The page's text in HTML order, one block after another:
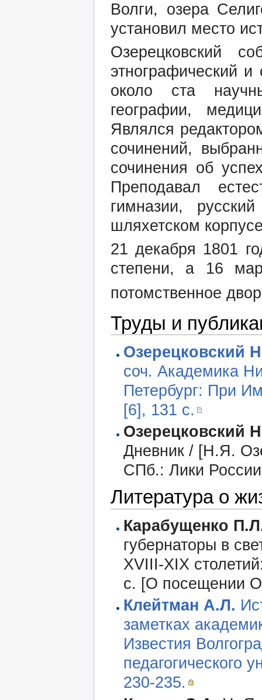
Волги, озера
установил место
Озерецковский
этнографический и
около ста
географии,
Являлся
сочинений,
сочинения об
Преподавал
гимназии,
шляхетском
21 декабря 1801
степени, а 16
потомственное
Труды и
Озерецковский
соч. Академика
Петербург: При
[6], 131 с.
Озерецковский
Дневник / [Н.Я.
СПб.: Лики
Литература о
Карабущенко
губернаторы в
XVIII-XIX
с. [О посещении
Клейтман А.Л.
заметках
Известия
педагогического
230-235.